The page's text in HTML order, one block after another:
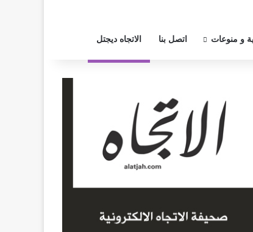
و منوعات اتصل بنا الاتجاه ديجتل